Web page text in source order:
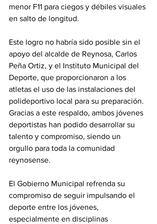
menor F11 para ciegos y débiles visuales
en salto de longitud.
Este logro no habría sido posible sin el
apoyo del alcalde de Reynosa, Carlos
Peña Ortiz, y el Instituto Municipal del
Deporte, que proporcionaron a los
atletas el uso de las instalaciones del
polideportivo local para su preparación.
Gracias a este respaldo, ambos jóvenes
deportistas han podido desarrollar su
talento y compromiso, siendo un
orgullo para toda la comunidad
reynosense.
El Gobierno Municipal refrenda su
compromiso de seguir impulsando el
deporte entre los jóvenes,
especialmente en disciplinas